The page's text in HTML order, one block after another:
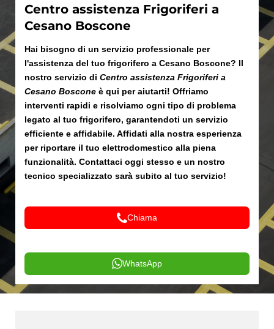
Centro assistenza Frigoriferi a
Cesano Boscone
Hai bisogno di un servizio professionale per
l'assistenza del tuo frigorifero a Cesano Boscone? Il
nostro servizio di Centro assistenza Frigoriferi a
Cesano Boscone è qui per aiutarti! Offriamo
interventi rapidi e risolviamo ogni tipo di problema
legato al tuo frigorifero, garantendoti un servizio
efficiente e affidabile. Affidati alla nostra esperienza
per riportare il tuo elettrodomestico alla piena
funzionalità. Contattaci oggi stesso e un nostro
tecnico specializzato sarà subito al tuo servizio!
Chiama
WhatsApp